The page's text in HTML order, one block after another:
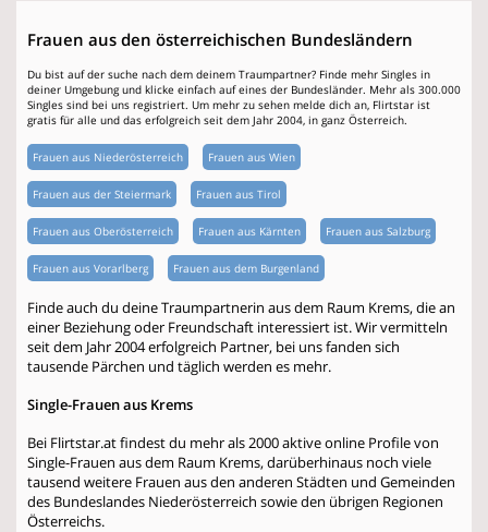
Frauen aus den österreichischen Bundesländern
Du bist auf der suche nach dem deinem Traumpartner? Finde mehr Singles in
deiner Umgebung und klicke einfach auf eines der Bundesländer. Mehr als 300.000
Singles sind bei uns registriert. Um mehr zu sehen melde dich an, Flirtstar ist
gratis für alle und das erfolgreich seit dem Jahr 2004, in ganz Österreich.
Frauen aus Niederösterreich Frauen aus Wien
Frauen aus der Steiermark Frauen aus Tirol
Frauen aus Oberösterreich Frauen aus Kärnten Frauen aus Salzburg
Frauen aus Vorarlberg Frauen aus dem Burgenland
Finde auch du deine Traumpartnerin aus dem Raum Krems, die an
einer Beziehung oder Freundschaft interessiert ist. Wir vermitteln
seit dem Jahr 2004 erfolgreich Partner, bei uns fanden sich
tausende Pärchen und täglich werden es mehr.
Single-Frauen aus Krems
Bei Flirtstar.at findest du mehr als 2000 aktive online Profile von
Single-Frauen aus dem Raum Krems, darüberhinaus noch viele
tausend weitere Frauen aus den anderen Städten und Gemeinden
des Bundeslandes Niederösterreich sowie den übrigen Regionen
Österreichs.